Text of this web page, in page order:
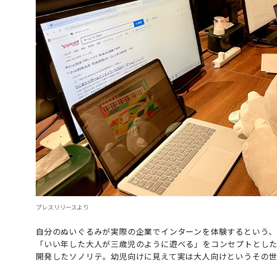
プレスリリースより
自分のぬいぐるみが実際の企業でインターンを体験するという
「いい年した大人が三歳児のように遊べる」をコンセプトとし
開発したソノリテ。幼児向けに見えて実は大人向けというその